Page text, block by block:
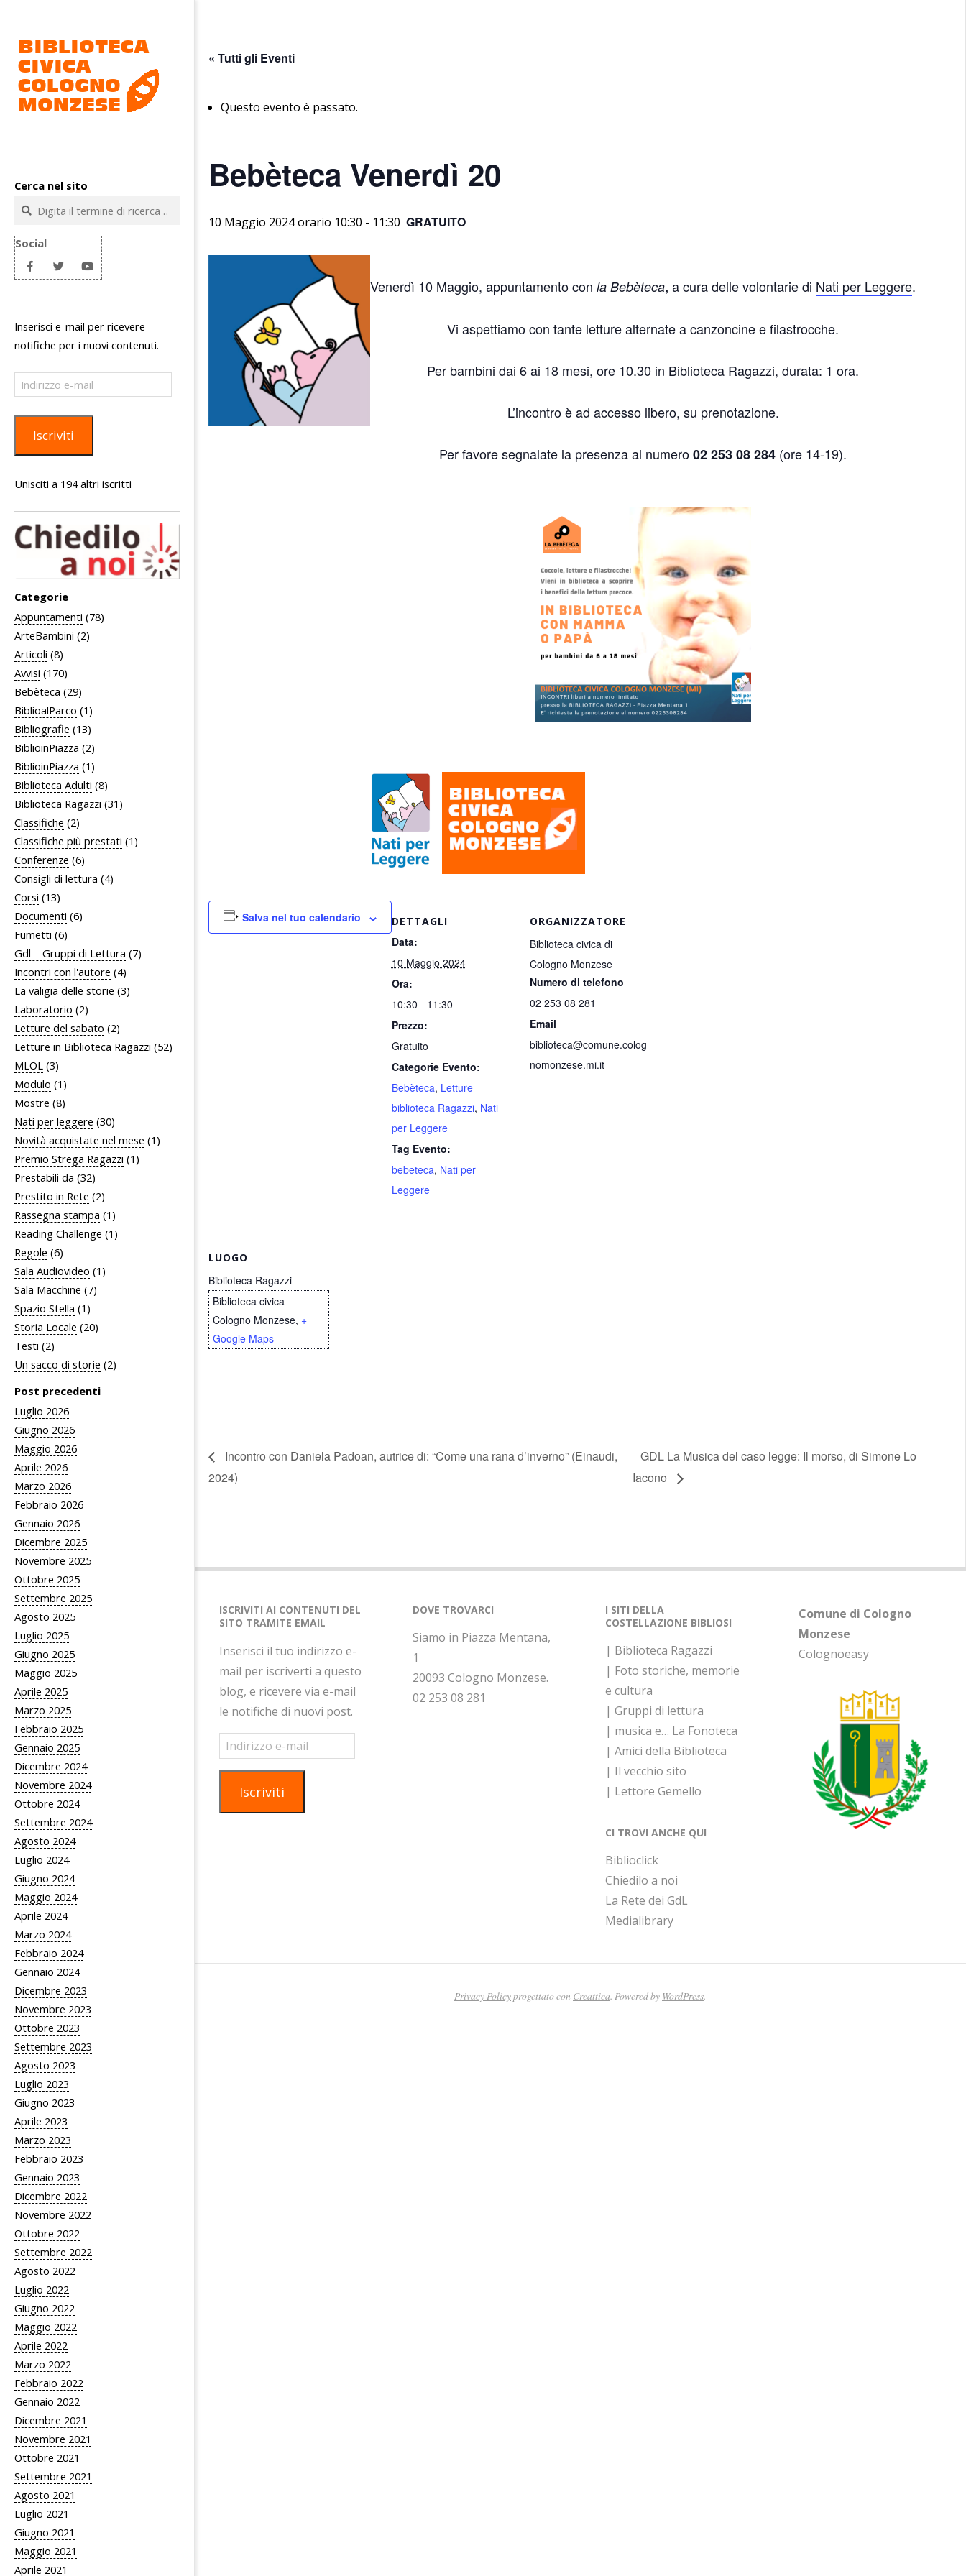
contenuto
civica
Cologno
Monzese
Cerca nel sito
Cerca
Social
Inserisci e-mail per ricevere
notifiche per i nuovi contenuti.
Indirizzo
e-
Iscriviti
Unisciti a 194 altri iscritti
Categorie
Appuntamenti (78)
ArteBambini (2)
Articoli (8)
Avvisi (170)
Bebèteca (29)
BiblioalParco (1)
Bibliografie (13)
BiblioinPiazza (2)
BiblioinPiazza (1)
Biblioteca Adulti (8)
Biblioteca Ragazzi (31)
Classifiche (2)
Classifiche più prestati (1)
Conferenze (6)
Consigli di lettura (4)
Corsi (13)
Documenti (6)
Fumetti (6)
Gdl – Gruppi di Lettura (7)
Incontri con l'autore (4)
La valigia delle storie (3)
Laboratorio (2)
Letture del sabato (2)
Letture in Biblioteca Ragazzi (52)
MLOL (3)
Modulo (1)
Mostre (8)
Nati per leggere (30)
Novità acquistate nel mese (1)
Premio Strega Ragazzi (1)
Prestabili da (32)
Prestito in Rete (2)
Rassegna stampa (1)
Reading Challenge (1)
Regole (6)
Sala Audiovideo (1)
Sala Macchine (7)
Spazio Stella (1)
Storia Locale (20)
Testi (2)
Un sacco di storie (2)
Post precedenti
Luglio 2026
Giugno 2026
Maggio 2026
Aprile 2026
Marzo 2026
Febbraio 2026
Gennaio 2026
Dicembre 2025
Novembre 2025
Ottobre 2025
Settembre 2025
Agosto 2025
Luglio 2025
Giugno 2025
Maggio 2025
Aprile 2025
Marzo 2025
Febbraio 2025
Gennaio 2025
Dicembre 2024
Novembre 2024
Ottobre 2024
Settembre 2024
Agosto 2024
Luglio 2024
Giugno 2024
Maggio 2024
Aprile 2024
Marzo 2024
Febbraio 2024
Gennaio 2024
Dicembre 2023
Novembre 2023
Ottobre 2023
Settembre 2023
Agosto 2023
Luglio 2023
Giugno 2023
Aprile 2023
Marzo 2023
Febbraio 2023
Gennaio 2023
Dicembre 2022
Novembre 2022
Ottobre 2022
Settembre 2022
Agosto 2022
Luglio 2022
Giugno 2022
Maggio 2022
Aprile 2022
Marzo 2022
Febbraio 2022
Gennaio 2022
Dicembre 2021
Novembre 2021
Ottobre 2021
Settembre 2021
Agosto 2021
Luglio 2021
Giugno 2021
Maggio 2021
Aprile 2021
« Tutti gli Eventi
Questo evento è passato.
Bebèteca Venerdì 20
10 Maggio 2024 orario 10:30 - 11:30 GRATUITO
Venerdì 10 Maggio, appuntamento con la Bebèteca, a cura delle volontarie di Nati per Leggere.
Vi aspettiamo con tante letture alternate a canzoncine e filastrocche.
Per bambini dai 6 ai 18 mesi, ore 10.30 in Biblioteca Ragazzi, durata: 1 ora.
L’incontro è ad accesso libero, su prenotazione.
Per favore segnalate la presenza al numero02 253 08 284 (ore 14-19).
Salva nel tuo calendario DETTAGLI
Data:
10 Maggio 2024
Ora:
10:30 - 11:30
Prezzo:
Gratuito
Categorie Evento:
Bebèteca, Letture
biblioteca Ragazzi, Nati
per Leggere
Tag Evento:
bebeteca, Nati per
Leggere
ORGANIZZATORE
Biblioteca civica di
Cologno Monzese
Numero di telefono
02 253 08 281
Email
biblioteca@comune.colog
nomonzese.mi.it
LUOGO
Biblioteca Ragazzi
Biblioteca civica
Cologno Monzese, +
Google Maps
Incontro con Daniela Padoan, autrice di: “Come una rana d’inverno” (Einaudi,
2024)
GDL La Musica del caso legge: Il morso, di Simone Lo
Iacono
ISCRIVITI AI CONTENUTI DEL
SITO TRAMITE EMAIL
Inserisci il tuo indirizzo e-
mail per iscriverti a questo
blog, e ricevere via e-mail
le notifiche di nuovi post.
Indirizzo
e-
mail
Iscriviti
DOVE TROVARCI
Siamo in Piazza Mentana,
1
20093 Cologno Monzese.
02 253 08 281
I SITI DELLA
COSTELLAZIONE BIBLIOSI
| Biblioteca Ragazzi
| Foto storiche, memorie
e cultura
| Gruppi di lettura
| musica e… La Fonoteca
| Amici della Biblioteca
| Il vecchio sito
| Lettore Gemello
CI TROVI ANCHE QUI
Biblioclick
Chiedilo a noi
La Rete dei GdL
Medialibrary
Comune di Cologno
Monzese
Colognoeasy
Privacy Policyprogettato con Creattica. Powered by WordPress.